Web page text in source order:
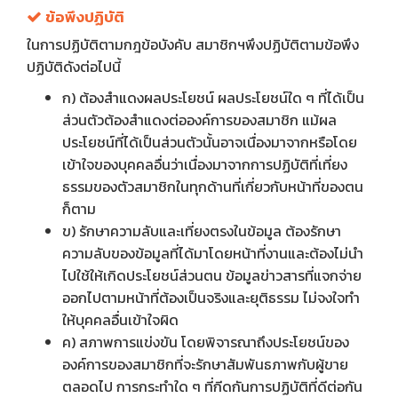
ข้อพึงปฏิบัติ
ในการปฏิบัติตามกฎข้อบังคับ สมาชิกฯพึงปฏิบัติตามข้อพึง
ปฏิบัติดังต่อไปนี้
ก) ต้องสําแดงผลประโยชน์ ผลประโยชน์ใด ๆ ที่ได้เป็น
ส่วนตัวต้องสําแดงต่อองค์การของสมาชิก แม้ผล
ประโยชน์ที่ได้เป็นส่วนตัวนั้นอาจเนื่องมาจากหรือโดย
เข้าใจของบุคคลอื่นว่าเนื่องมาจากการปฏิบัติที่เที่ยง
ธรรมของตัวสมาชิกในทุกด้านที่เกี่ยวกับหน้าที่ของตน
ก็ตาม
ข) รักษาความลับและเที่ยงตรงในข้อมูล ต้องรักษา
ความลับของข้อมูลที่ได้มาโดยหน้าที่งานและต้องไม่นํา
ไปใช้ให้เกิดประโยชน์ส่วนตน ข้อมูลข่าวสารที่แจกจ่าย
ออกไปตามหน้าที่ต้องเป็นจริงและยุติธรรม ไม่จงใจทํา
ให้บุคคลอื่นเข้าใจผิด
ค) สภาพการแข่งขัน โดยพิจารณาถึงประโยชน์ของ
องค์การของสมาชิกที่จะรักษาสัมพันธภาพกับผู้ขาย
ตลอดไป การกระทําใด ๆ ที่กีดกันการปฏิบัติที่ดีต่อกัน